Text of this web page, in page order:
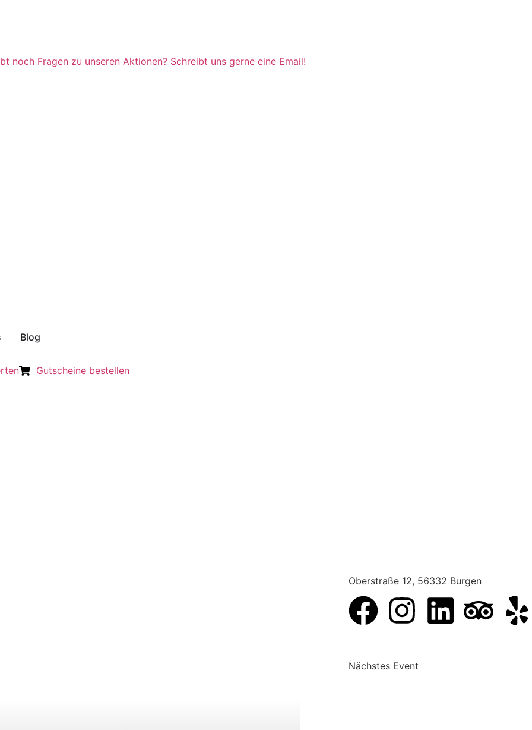
noch Fragen zu unseren Aktionen? Schreibt uns gerne eine Email!
Blog
Gutscheine bestellen
Oberstraße 12, 56332 Burgen
Nächstes Event